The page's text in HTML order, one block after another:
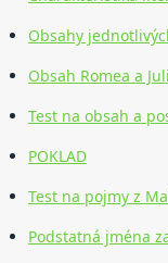
Obsahy
Obsah Romea a
Test na obsah a
POKLAD
Test na pojmy z
Podstatná jména